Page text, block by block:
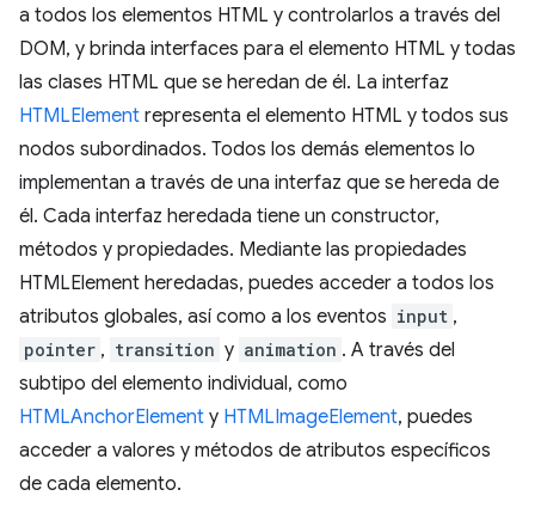
a todos los elementos HTML y controlarlos a través del
DOM, y brinda interfaces para el elemento HTML y todas
las clases HTML que se heredan de él. La interfaz
HTMLElement representa el elemento HTML y todos sus
nodos subordinados. Todos los demás elementos lo
implementan a través de una interfaz que se hereda de
él. Cada interfaz heredada tiene un constructor,
métodos y propiedades. Mediante las propiedades
HTMLElement heredadas, puedes acceder a todos los
atributos globales, así como a los eventos input ,
pointer , transition y animation . A través del
subtipo del elemento individual, como
HTMLAnchorElement y HTMLImageElement, puedes
acceder a valores y métodos de atributos específicos
de cada elemento.